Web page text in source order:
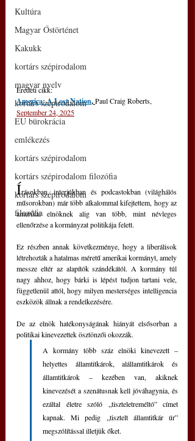
Kultúra
Magyar Őstörténet
Kakukk
kortárs szépirodalom
magyar nyelv
kortárs szépirodalom
EU bürokrácia
emlékezés
kortárs szépirodalom
kortárs szépirodalom filozófia
kortárs szépirodalom
filozófia
Eredeti cikk:
America: A Lost Nation, Paul Craig Roberts,
September 24, 2025
Írásokban, interjúkban és podcastokban (világhálós
műsorokban) már több alkalommal kifejtettem, hogy az
amerikai elnöknek alig van több, mint névleges
ellenőrzése a kormányzat politikája felett.
Ez részben annak következménye, hogy a liberálisok
létrehozták a hatalmas méretű amerikai kormányt, amely
messze eltér az alapítók szándékától. A kormány túl
nagy ahhoz, hogy bárki is lépést tudjon tartani vele,
függetlenül attól, hogy milyen mesterséges intelligencia
eszközök állnak a rendelkezésére.
De az elnök hatékonyságának hiányát elsősorban a
politikai kinevezettek ösztönzői okozzák.
A kormány több száz elnöki kinevezett –
helyettes államtitkárok, alállamtitkárok és
államtitkárok – kezében van, akiknek
kinevezését a szenátusnak kell jóváhagynia, és
ezáltal életre szóló „tiszteletreméltó” címet
kapnak. Mi pedig „tisztelt államtitkár úr”
megszólítással illetjük őket.